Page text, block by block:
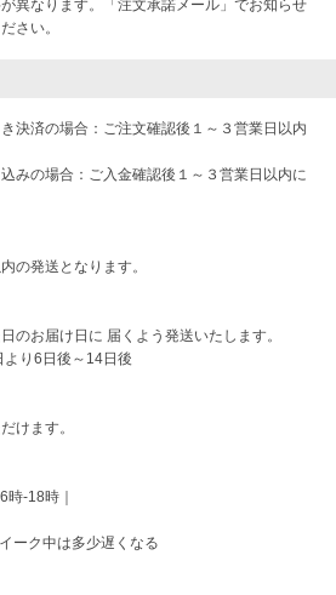
なります。「注文承諾メール」でお知らせ
決済の場合：ご注文確認後１～３営業日以内
みの場合：ご入金確認後１～３営業日以内に
の発送となります。
のお届け日に 届くよう発送いたします。
より6日後～14日後
けます。
時-18時｜
ーク中は多少遅くなる